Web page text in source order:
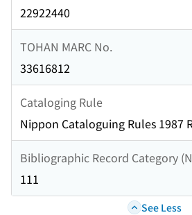
22922440
TOHAN MARC No.
33616812
Cataloging Rule
Nippon Cataloguing Rules 1987
Bibliographic Record Category
111
See Less